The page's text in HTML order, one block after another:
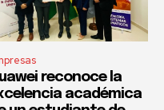
reconoce la
académica